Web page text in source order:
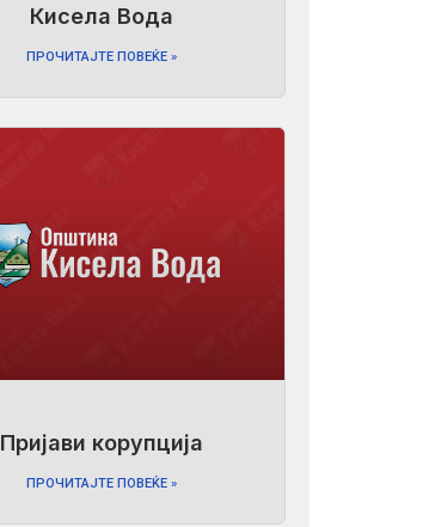
Кисела Вода
ПРОЧИТАЈТЕ ПОВЕЌЕ »
Пријави корупција
ПРОЧИТАЈТЕ ПОВЕЌЕ »